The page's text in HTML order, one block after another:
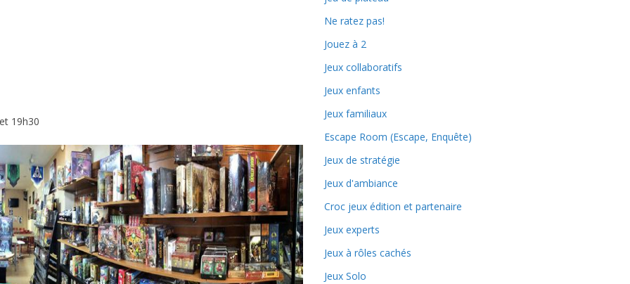
19h30
Ne ratez pas!
Jouez à 2
Jeux collaboratifs
Jeux enfants
Jeux familiaux
Escape Room (Escape, Enquête)
Jeux de stratégie
Jeux d'ambiance
Croc jeux édition et partenaire
Jeux experts
Jeux à rôles cachés
Jeux Solo